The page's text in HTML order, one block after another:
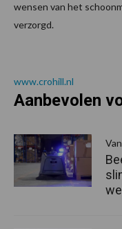
wensen van het
verzorgd.
www.crohill.nl
Aanbevolen